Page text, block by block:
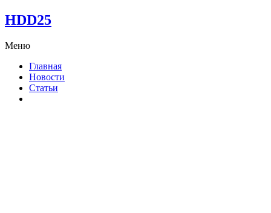
HDD25
Меню
Главная
Новости
Статьи